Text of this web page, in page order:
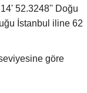
52.3248'' Doğu
İstanbul iline 62
göre